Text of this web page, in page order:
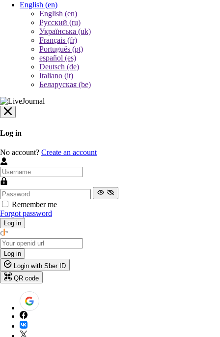
English (en)
English (en)
Русский (ru)
Українська (uk)
Français (fr)
Português (pt)
español (es)
Deutsch (de)
Italiano (it)
Беларуская (be)
Log in
No account? Create an account
Remember me
Forgot password
Log in
Log in
Login with Sber ID
QR code